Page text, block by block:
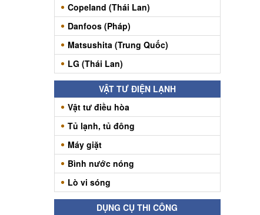
Copeland (Thái Lan)
Danfoos (Pháp)
Matsushita (Trung Quốc)
LG (Thái Lan)
VẬT TƯ ĐIỆN LẠNH
Vật tư điều hòa
Tủ lạnh, tủ đông
Máy giặt
Bình nước nóng
Lò vi sóng
DỤNG CỤ THI CÔNG